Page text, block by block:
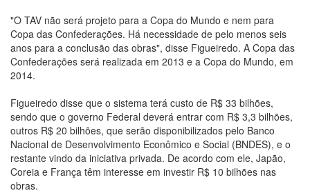
"O TAV não será projeto para a Copa do Mundo e nem para
Copa das Confederações. Há necessidade de pelo menos seis
anos para a conclusão das obras", disse Figueiredo. A Copa das
Confederações será realizada em 2013 e a Copa do Mundo, em
2014.
Figueiredo disse que o sistema terá custo de R$ 33 bilhões,
sendo que o governo Federal deverá entrar com R$ 3,3 bilhões,
outros R$ 20 bilhões, que serão disponibilizados pelo Banco
Nacional de Desenvolvimento Econômico e Social (BNDES), e o
restante vindo da iniciativa privada. De acordo com ele, Japão,
Coreia e França têm interesse em investir R$ 10 bilhões nas
obras.